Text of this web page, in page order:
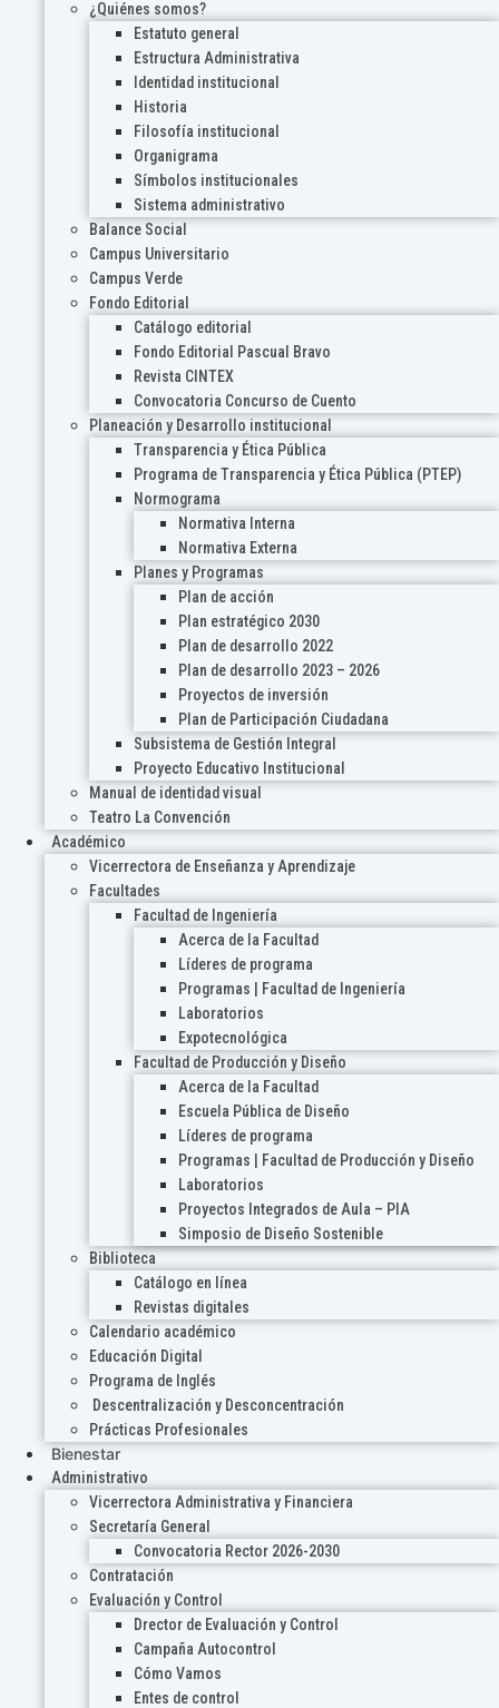
¿Quiénes somos?
Estatuto general
Estructura Administrativa
Identidad institucional
Historia
Filosofía institucional
Organigrama
Símbolos institucionales
Sistema administrativo
Balance Social
Campus Universitario
Campus Verde
Fondo Editorial
Catálogo editorial
Fondo Editorial Pascual Bravo
Revista CINTEX
Convocatoria Concurso de Cuento
Planeación y Desarrollo institucional
Transparencia y Ética Pública
Programa de Transparencia y Ética Pública (PTEP)
Normograma
Normativa Interna
Normativa Externa
Planes y Programas
Plan de acción
Plan estratégico 2030
Plan de desarrollo 2022
Plan de desarrollo 2023 – 2026
Proyectos de inversión
Plan de Participación Ciudadana
Subsistema de Gestión Integral
Proyecto Educativo Institucional
Manual de identidad visual
Teatro La Convención
Académico
Vicerrectora de Enseñanza y Aprendizaje
Facultades
Facultad de Ingeniería
Acerca de la Facultad
Líderes de programa
Programas | Facultad de Ingeniería
Laboratorios
Expotecnológica
Facultad de Producción y Diseño
Acerca de la Facultad
Escuela Pública de Diseño
Líderes de programa
Programas | Facultad de Producción y Diseño
Laboratorios
Proyectos Integrados de Aula – PIA
Simposio de Diseño Sostenible
Biblioteca
Catálogo en línea
Revistas digitales
Calendario académico
Educación Digital
Programa de Inglés
Descentralización y Desconcentración
Prácticas Profesionales
Bienestar
Administrativo
Vicerrectora Administrativa y Financiera
Secretaría General
Convocatoria Rector 2026-2030
Contratación
Evaluación y Control
Drector de Evaluación y Control
Campaña Autocontrol
Cómo Vamos
Entes de control